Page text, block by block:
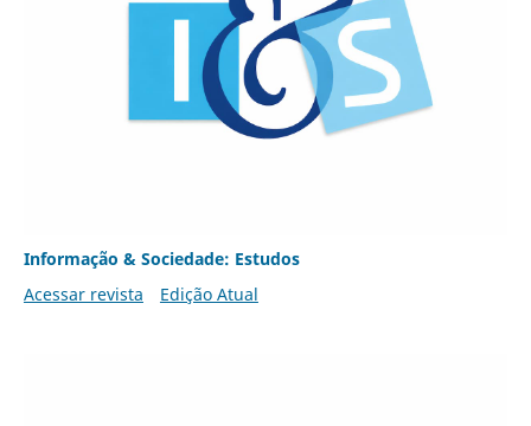
Informação & Sociedade: Estudos
Acessar revista
Edição Atual